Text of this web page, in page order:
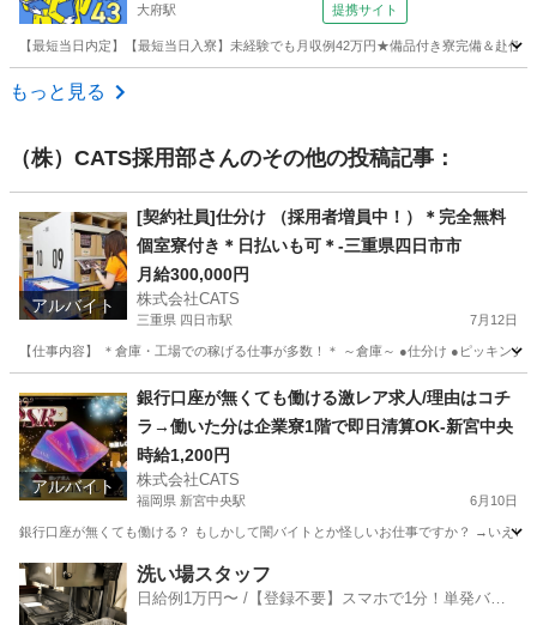
大府駅 提携サイト
【最短当日内定】【最短当日入寮】未経験でも月収例42万円★備品付き寮完備＆赴
愛知 大府市
もっと見る
（株）CATS採用部さんのその他の投稿記事：
アルバイト
[契約社員]仕分け （採用者増員中！）＊完全無料
個室寮付き＊日払いも可＊-三重県四日市市
月給300,000円
株式会社CATS
三重県 四日市駅 7月12日
【仕事内容】 ＊倉庫・工場での稼げる仕事が多数！＊ ～倉庫～ ●仕分け ●ピッキ
四日市駅 倉庫 個室
アルバイト
銀行口座が無くても働ける激レア求人/理由はコチ
ラ→働いた分は企業寮1階で即日清算OK-新宮中央
時給1,200円
株式会社CATS
福岡県 新宮中央駅 6月10日
銀行口座が無くても働ける？ もしかして闇バイトとか怪しいお仕事ですか？ →いえ
福岡 糟屋郡 新宮中央駅 仕分け
洗い場スタッフ
日給例1万円〜 /【登録不要】スマホで1分！単発バイ